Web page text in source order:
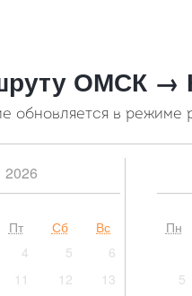
ОМСК
обновляется в режиме
2026
Пт Сб
Вс
4 5
6
11 12
13
Пн
5